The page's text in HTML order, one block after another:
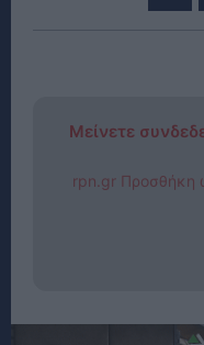
Μείνετε
rpn.gr Προσθήκη